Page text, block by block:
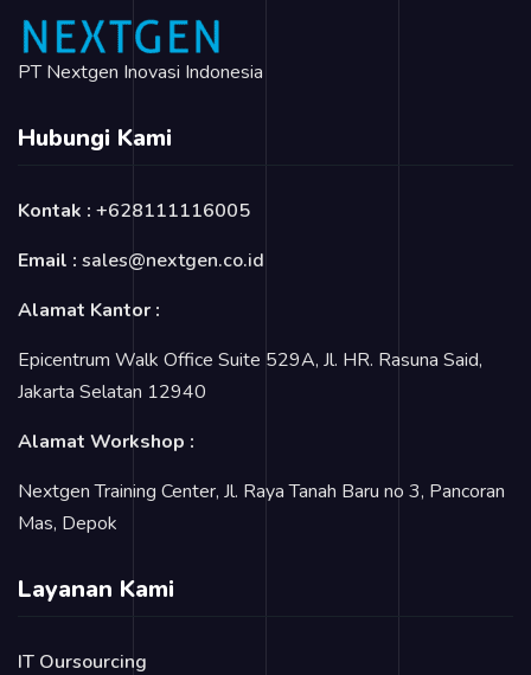
PT Nextgen Inovasi Indonesia
Hubungi Kami
Kontak : +628111116005
Email : sales@nextgen.co.id
Alamat Kantor :
Epicentrum Walk Office Suite 529A, Jl. HR. Rasuna Said,
Jakarta Selatan 12940
Alamat Workshop :
Nextgen Training Center, Jl. Raya Tanah Baru no 3, Pancoran
Mas, Depok
Layanan Kami
IT Oursourcing